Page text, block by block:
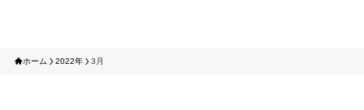
ホーム 2022年 3月